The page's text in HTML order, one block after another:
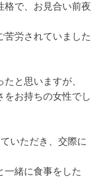
格で、お見合い前夜
苦労されていました
と思いますが、
をお持ちの女性でし
いただき、交際に
一緒に食事をした